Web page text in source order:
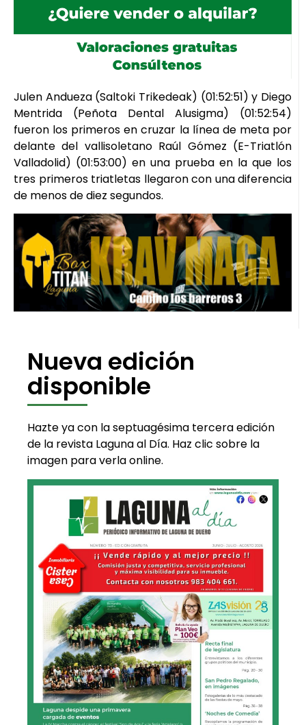
Julen Andueza (Saltoki Trikedeak) (01:52:51) y Diego
Mentrida (Peñota Dental Alusigma) (01:52:54)
fueron los primeros en cruzar la línea de meta por
delante del vallisoletano Raúl Gómez (E-Triatlón
Valladolid) (01:53:00) en una prueba en la que los
tres primeros triatletas llegaron con una diferencia
de menos de diez segundos.
Nueva edición
disponible
Hazte ya con la septuagésima tercera edición
de la revista Laguna al Día. Haz clic sobre la
imagen para verla online.